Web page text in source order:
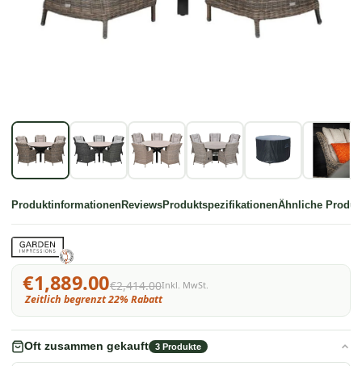
ProduktinformationenReviewsProduktspezifikationenÄhnliche
€1,889.00€2,414.00Inkl. MwSt.
Zeitlich begrenzt 22% Rabatt
Oft zusammen gekauft 3 Produkte